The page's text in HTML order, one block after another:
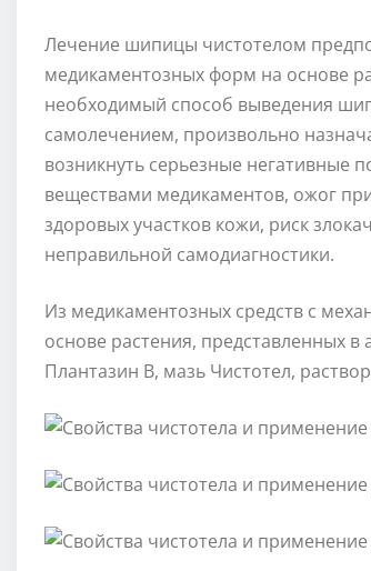
Лечение шипицы чистотелом
медикаментозных форм на основе
необходимый способ выведения
самолечением, произвольно
возникнуть серьезные негативные
веществами медикаментов, ожог
здоровых участков кожи, риск
неправильной самодиагностики.
Из медикаментозных средств с
основе растения, представленных
Плантазин В, мазь Чистотел,